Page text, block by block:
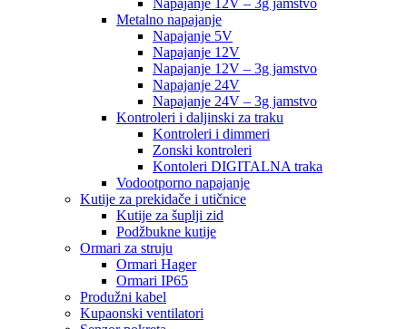
Napajanje 12V – 3g jamstvo
Metalno napajanje
Napajanje 5V
Napajanje 12V
Napajanje 12V – 3g jamstvo
Napajanje 24V
Napajanje 24V – 3g jamstvo
Kontroleri i daljinski za traku
Kontroleri i dimmeri
Zonski kontroleri
Kontoleri DIGITALNA traka
Vodootporno napajanje
Kutije za prekidače i utičnice
Kutije za šuplji zid
Podžbukne kutije
Ormari za struju
Ormari Hager
Ormari IP65
Produžni kabel
Kupaonski ventilatori